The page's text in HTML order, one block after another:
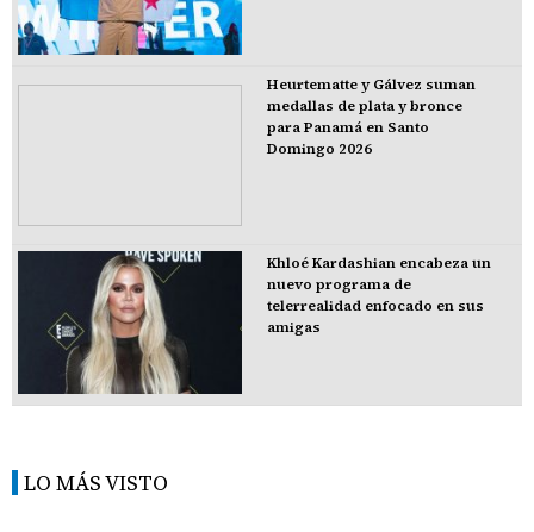
Heurtematte y Gálvez suman
medallas de plata y bronce
para Panamá en Santo
Domingo 2026
Khloé Kardashian encabeza un
nuevo programa de
telerrealidad enfocado en sus
amigas
LO MÁS VISTO